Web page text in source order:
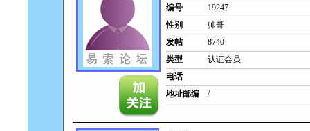
编号
19247
性别
帅哥
发帖
8740
类型
认证会员
电话
地址邮编
/